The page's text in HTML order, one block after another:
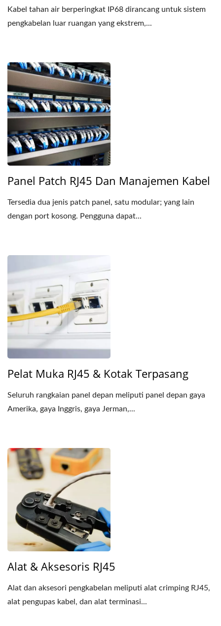
Kabel tahan air berperingkat IP68 dirancang untuk sistem
pengkabelan luar ruangan yang ekstrem,...
Panel Patch RJ45 Dan Manajemen Kabel
Tersedia dua jenis patch panel, satu modular; yang lain
dengan port kosong. Pengguna dapat...
Pelat Muka RJ45 & Kotak Terpasang
Seluruh rangkaian panel depan meliputi panel depan gaya
Amerika, gaya Inggris, gaya Jerman,...
Alat & Aksesoris RJ45
Alat dan aksesori pengkabelan meliputi alat crimping RJ45,
alat pengupas kabel, dan alat terminasi...